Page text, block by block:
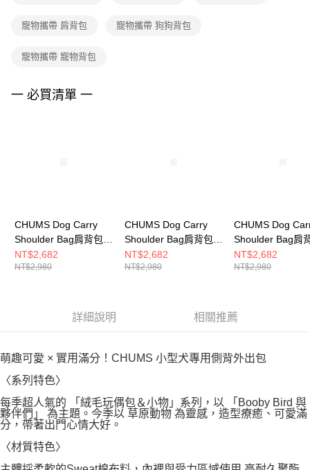
３．未成年的使用者請事先徵得法定代理人或監護人之同意方可使用
任。
請求用戶進行身份認證。
５．嚴禁一人註冊多個帳號或使用他人資訊註冊。若發現惡意使用之情形，
寵物攜帶 肩背包 寵物攜帶 狗狗背包
寵物攜帶 寵物背包
一 必買清單 一
CHUMS Dog Carry
Shoulder Bag肩背包
黑色 CH603955K001
NT$2,682
NT$2,980
CHUMS Dog Carry
Shoulder Bag肩背包
Brown Mix
CH603955B074
NT$2,682
NT$2,980
CHUMS Dog
Shoulder Bag肩
Black Mix
CH603955K044
NT$2,682
NT$2,980
詳細說明 相關推薦
萌趣可愛 × 實用滿分！CHUMS 小型犬專用側背外出包
〈系列特色〉
每季超人氣的 「絨毛玩偶包＆小物」系列，以 「Booby Bird 與
夥伴們」 為主題。今季以 草原動物 為靈感，造型療癒、可愛滿
分，帶著出門心情大好。
〈材質特色〉